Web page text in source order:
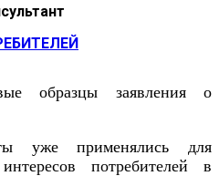
образцы заявления о
уже применялись для
потребителей в